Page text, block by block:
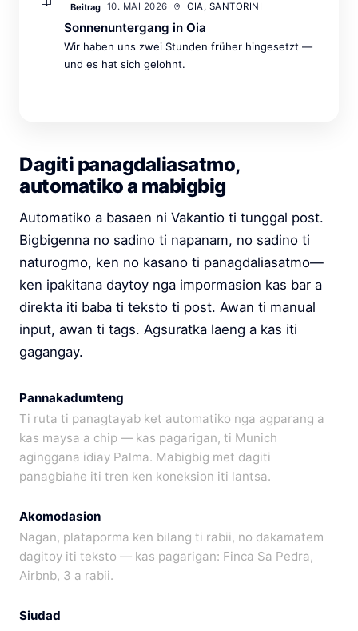
Beitrag 10. MAI 2026 OIA, SANTORINI
Sonnenuntergang in Oia
Wir haben uns zwei Stunden früher hingesetzt —
und es hat sich gelohnt.
Dagiti panagdaliasatmo,
automatiko a mabigbig
Automatiko a basaen ni Vakantio ti tunggal post.
Bigbigenna no sadino ti napanam, no sadino ti
naturogmo, ken no kasano ti panagdaliasatmo—
ken ipakitana daytoy nga impormasion kas bar a
direkta iti baba ti teksto ti post. Awan ti manual
input, awan ti tags. Agsuratka laeng a kas iti
gagangay.
Pannakadumteng
Ti ruta ti panagtayab ket automatiko nga agparang a
kas maysa a chip — kas pagarigan, ti Munich
aginggana idiay Palma. Mabigbig met dagiti
panagbiahe iti tren ken koneksion iti lantsa.
Akomodasion
Nagan, plataporma ken bilang ti rabii, no dakamatem
dagitoy iti teksto — kas pagarigan: Finca Sa Pedra,
Airbnb, 3 a rabii.
Siudad